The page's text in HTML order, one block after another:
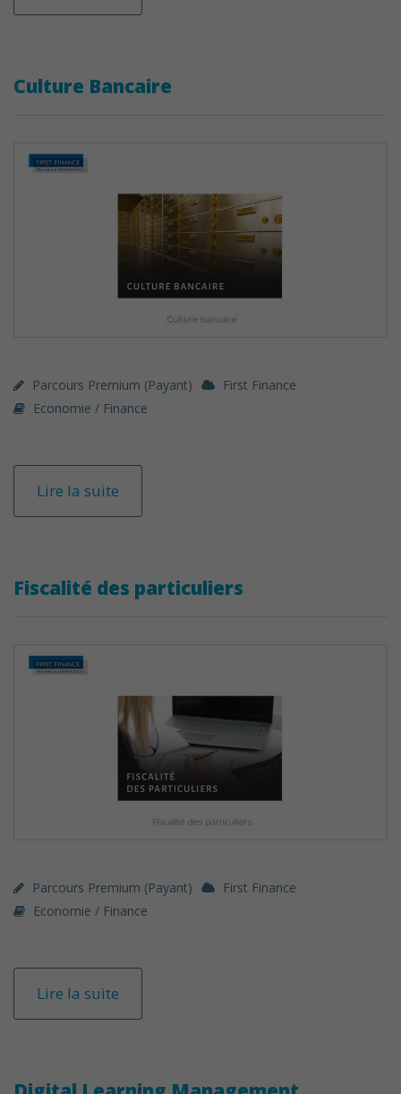
Culture Bancaire
Parcours Premium (payant)
First Finance
Economie / Finance
Lire la suite
Fiscalité des particuliers
Parcours Premium (payant)
First Finance
Economie / Finance
Lire la suite